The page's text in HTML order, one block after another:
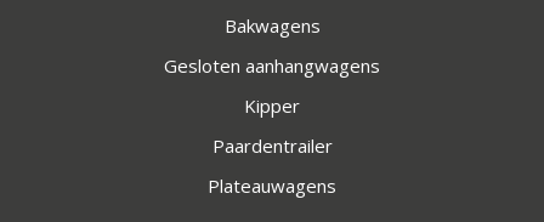
Bakwagens
Gesloten aanhangwagens
Kipper
Paardentrailer
Plateauwagens